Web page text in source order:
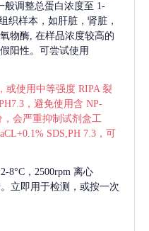
般调整总蛋白浓度至 1-
织样本，如肝脏，肾脏，
物酶, 在样品浓度较高的
阳性。可尝试使用
或使用中等强度 RIPA 裂
，避免使用含 NP-
会严重抑制试剂盒工
SDS,PH 7.3，可
2-8°C，2500rpm 离心
立即用于检测，或按一次